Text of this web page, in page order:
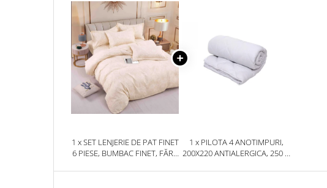
1 x SET LENJERIE DE PAT FINET
6 PIESE, BUMBAC FINET, FĂRĂ
1 x PILOTA 4 ANOTIMPURI,
200X220 ANTIALERGICA, 250 G